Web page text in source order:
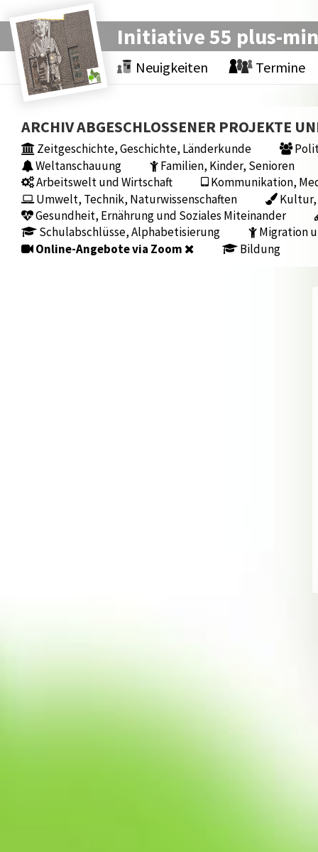
Initiative 55 plus-
Neuigkeiten Termine
ARCHIV ABGESCHLOSSENER PROJEKTE
Zeitgeschichte, Geschichte, Länderkunde
Weltanschauung
Familien, Kinder, Senioren
Arbeitswelt und Wirtschaft
Kommunikation,
Umwelt, Technik, Naturwissenschaften
Kultur,
Gesundheit, Ernährung und Soziales Miteinander
Schulabschlüsse, Alphabetisierung
Migration
Online-Angebote via Zoom
Bildung